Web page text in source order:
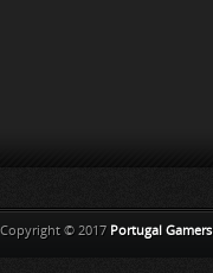
Copyright © 2017 Portugal Gamers